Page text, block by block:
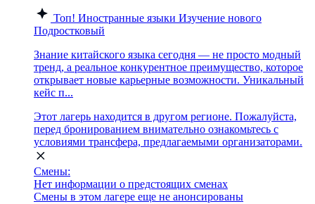
Топ! Иностранные языки Изучение нового
Подростковый
Знание китайского языка сегодня — не просто модный
тренд, а реальное конкурентное преимущество, которое
открывает новые карьерные возможности. Уникальный
кейс п...
Этот лагерь находится в другом регионе. Пожалуйста,
перед бронированием внимательно ознакомьтесь с
условиями трансфера, предлагаемыми организаторами.
Смены:
Нет информации о предстоящих сменах
Смены в этом лагере еще не анонсированы